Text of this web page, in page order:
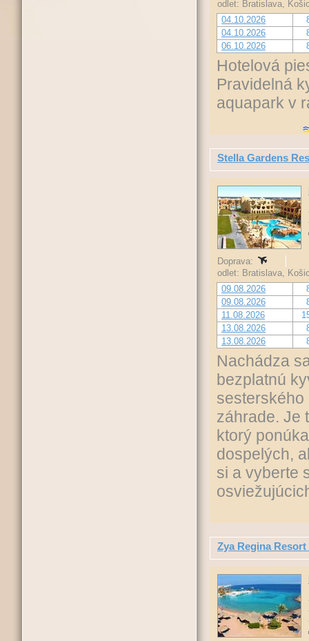
odlet: Bratislava,
04.10.2026
04.10.2026
06.10.2026
Hotelová
Pravidelná
aquapark v
Stella Gardens
Doprava:
odlet: Bratislava,
09.08.2026
09.08.2026
11.08.2026
13.08.2026
13.08.2026
Nachádza
bezplatnú
záhrade. Je
ktorý
dospelých,
si a vyberte
Zya Regina